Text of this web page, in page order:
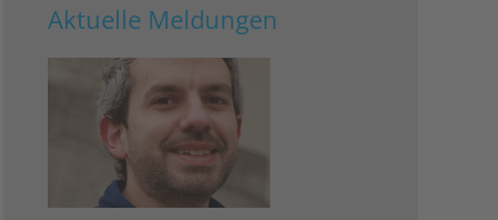
Aktuelle Meldungen